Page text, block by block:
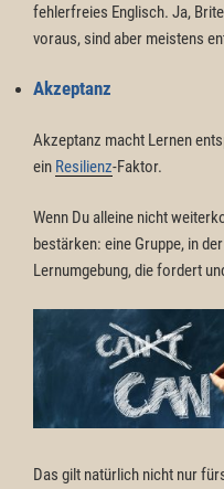
fehlerfreies Englisch. Ja,
voraus, sind aber meistens
Akzeptanz
Akzeptanz macht Lernen
ein Resilienz-Faktor.
Wenn Du alleine nicht
bestärken: eine Gruppe, in
Lernumgebung, die fordert
Das gilt natürlich nicht nur